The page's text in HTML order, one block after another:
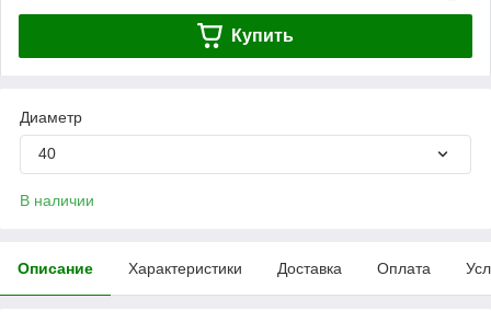
Купить
Диаметр
40
В наличии
Описание Характеристики Доставка Оплата